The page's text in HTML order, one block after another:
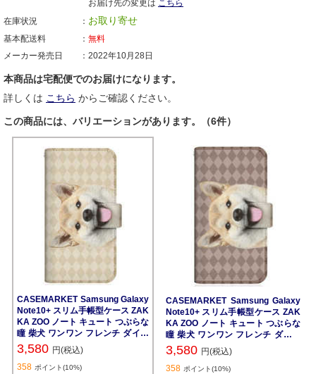
お届け先の変更は こちら
在庫状況
お取り寄せ
基本配送料
無料
メーカー発売日
2022年10月28日
本商品は宅配便でのお届けになります。
詳しくは こちら からご確認ください。
この商品には、バリエーションがあります。（6件）
CASEMARKET Samsung Galaxy
Note10+ スリム手帳型ケース ZAK
KA ZOO ノート キュート つぶらな
瞳 柴犬 ワンワン フレンチ ダイヤ
柄 ベージュ SC-01M-BCM2S2821
-78
3,580 円(税込)
358 ポイント(10%)
CASEMARKET Samsung Galaxy
Note10+ スリム手帳型ケース ZAK
KA ZOO ノート キュート つぶらな
瞳 柴犬 ワンワン フレンチ ダイヤ
柄 ブラウン SC-01M-BCM2S2822-
78
3,580 円(税込)
358 ポイント(10%)